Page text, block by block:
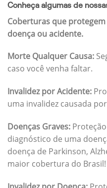
Conheça algumas de
Coberturas que
doença ou acidente.
Morte Qualquer Causa:
caso você venha faltar.
Invalidez por Acidente:
uma invalidez causada
Doenças Graves:
diagnóstico de uma
doença de Parkinson,
maior cobertura do Brasil!